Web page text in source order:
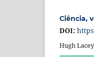
Ciência,
DOI:
Hugh Lacey